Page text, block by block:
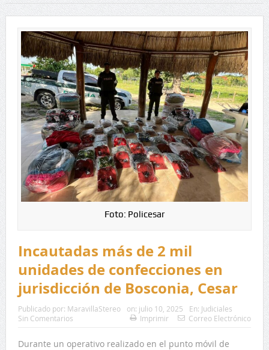
Foto: Policesar
Incautadas más de 2 mil
unidades de confecciones en
jurisdicción de Bosconia, Cesar
Publicado por: MaravillaStereo on: julio 10, 2025 En: Judiciales
Sin Comentarios
Imprimir Correo Electrónico
Durante un operativo realizado en el punto móvil de